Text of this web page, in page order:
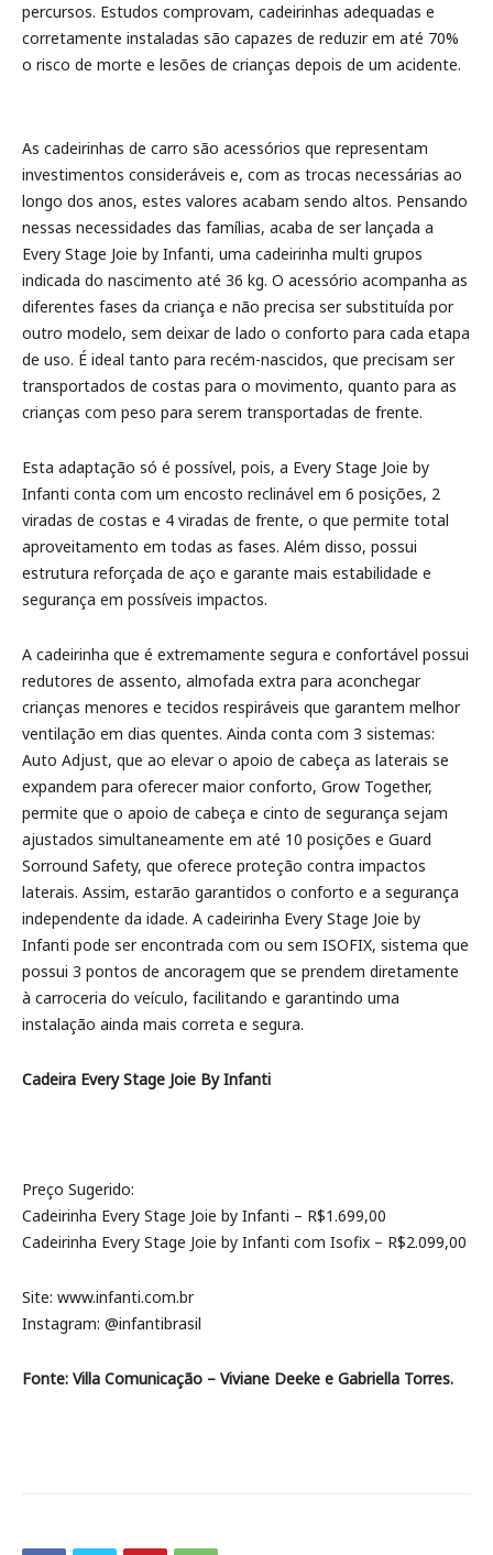
percursos. Estudos comprovam, cadeirinhas adequadas e
corretamente instaladas são capazes de reduzir em até 70%
o risco de morte e lesões de crianças depois de um acidente.
As cadeirinhas de carro são acessórios que representam
investimentos consideráveis e, com as trocas necessárias ao
longo dos anos, estes valores acabam sendo altos. Pensando
nessas necessidades das famílias, acaba de ser lançada a
Every Stage Joie by Infanti, uma cadeirinha multi grupos
indicada do nascimento até 36 kg. O acessório acompanha as
diferentes fases da criança e não precisa ser substituída por
outro modelo, sem deixar de lado o conforto para cada etapa
de uso. É ideal tanto para recém-nascidos, que precisam ser
transportados de costas para o movimento, quanto para as
crianças com peso para serem transportadas de frente.
Esta adaptação só é possível, pois, a Every Stage Joie by
Infanti conta com um encosto reclinável em 6 posições, 2
viradas de costas e 4 viradas de frente, o que permite total
aproveitamento em todas as fases. Além disso, possui
estrutura reforçada de aço e garante mais estabilidade e
segurança em possíveis impactos.
A cadeirinha que é extremamente segura e confortável possui
redutores de assento, almofada extra para aconchegar
crianças menores e tecidos respiráveis que garantem melhor
ventilação em dias quentes. Ainda conta com 3 sistemas:
Auto Adjust, que ao elevar o apoio de cabeça as laterais se
expandem para oferecer maior conforto, Grow Together,
permite que o apoio de cabeça e cinto de segurança sejam
ajustados simultaneamente em até 10 posições e Guard
Sorround Safety, que oferece proteção contra impactos
laterais. Assim, estarão garantidos o conforto e a segurança
independente da idade. A cadeirinha Every Stage Joie by
Infanti pode ser encontrada com ou sem ISOFIX, sistema que
possui 3 pontos de ancoragem que se prendem diretamente
à carroceria do veículo, facilitando e garantindo uma
instalação ainda mais correta e segura.
Cadeira Every Stage Joie By Infanti
Preço Sugerido:
Cadeirinha Every Stage Joie by Infanti – R$1.699,00
Cadeirinha Every Stage Joie by Infanti com Isofix – R$2.099,00
Site: www.infanti.com.br
Instagram: @infantibrasil
Fonte: Villa Comunicação – Viviane Deeke e Gabriella Torres.